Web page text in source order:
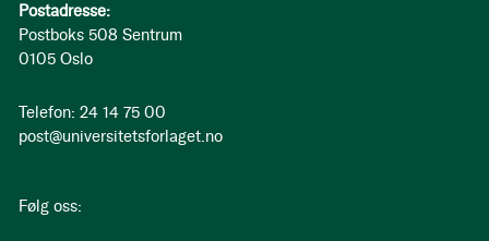
Postadresse:
Postboks 508 Sentrum
0105 Oslo
Telefon: 24 14 75 00
post@universitetsforlaget.no
Følg oss: